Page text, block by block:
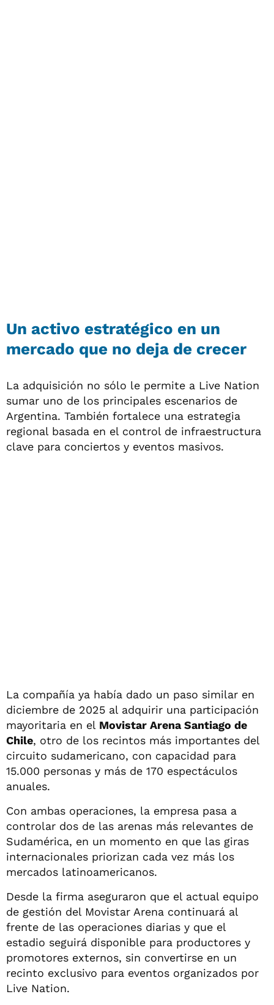
Un activo estratégico en un
mercado que no deja de crecer
La adquisición no sólo le permite a Live Nation
sumar uno de los principales escenarios de
Argentina. También fortalece una estrategia
regional basada en el control de infraestructura
clave para conciertos y eventos masivos.
La compañía ya había dado un paso similar en
diciembre de 2025 al adquirir una participación
mayoritaria en el Movistar Arena Santiago de
Chile, otro de los recintos más importantes del
circuito sudamericano, con capacidad para
15.000 personas y más de 170 espectáculos
anuales.
Con ambas operaciones, la empresa pasa a
controlar dos de las arenas más relevantes de
Sudamérica, en un momento en que las giras
internacionales priorizan cada vez más los
mercados latinoamericanos.
Desde la firma aseguraron que el actual equipo
de gestión del Movistar Arena continuará al
frente de las operaciones diarias y que el
estadio seguirá disponible para productores y
promotores externos, sin convertirse en un
recinto exclusivo para eventos organizados por
Live Nation.